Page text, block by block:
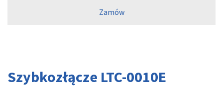
Zamów
Szybkozłącze LTC-0010E